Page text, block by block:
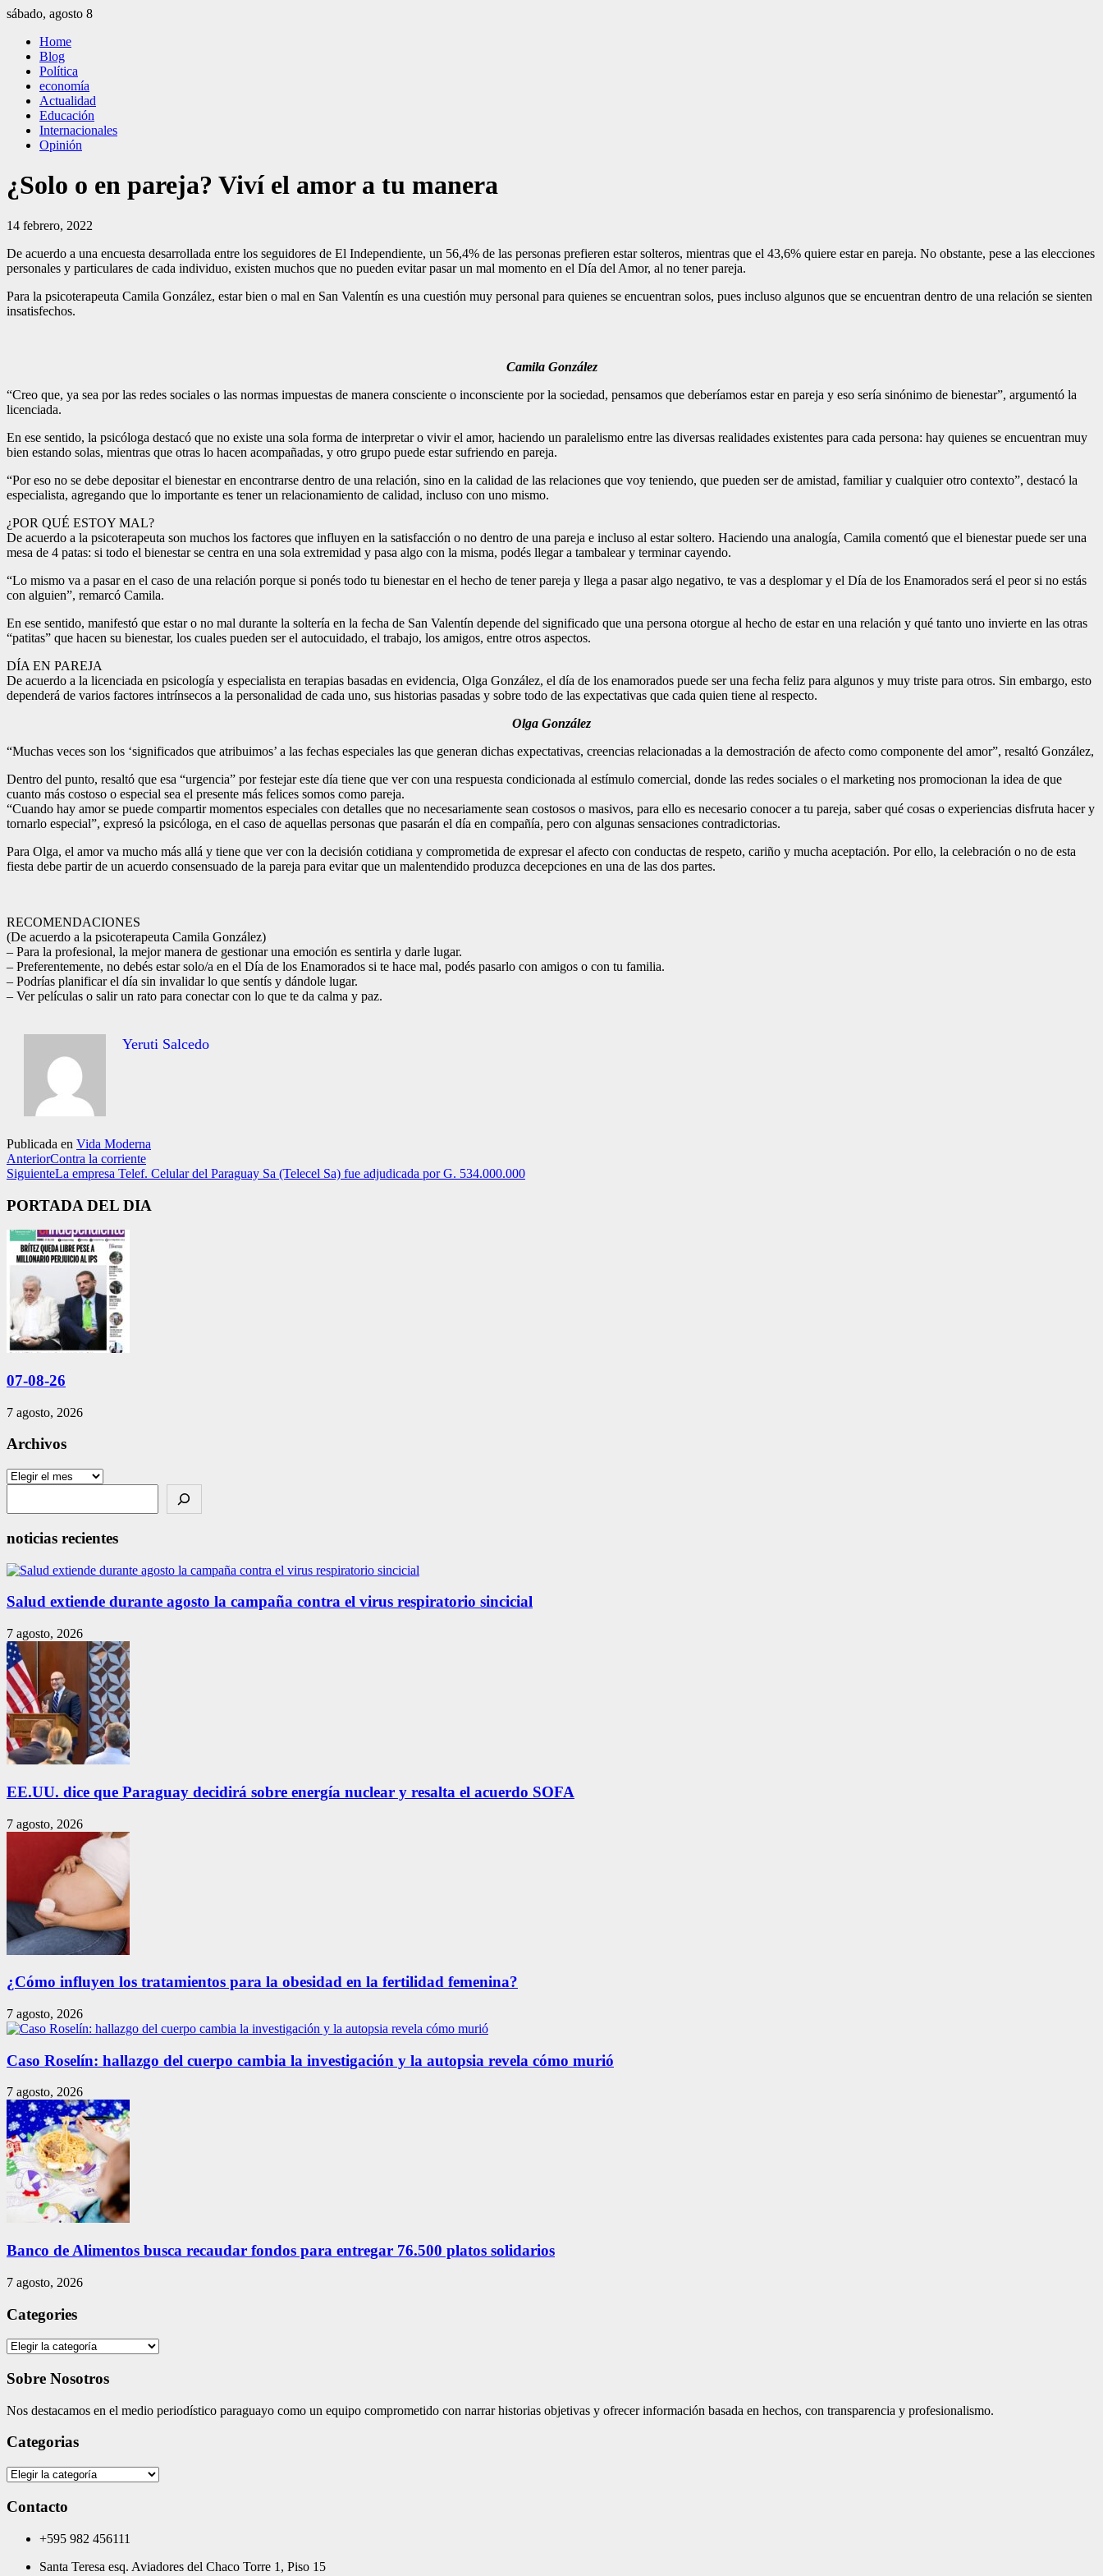
Saltar
contenido
sábado, agosto 8
El Independiente
El independiente Libre y Transparente
Home
Blog
Política
economía
Actualidad
Educación
Internacionales
Opinión
¿Solo o en pareja? Viví el amor a tu manera
14 febrero, 2022
De acuerdo a una encuesta desarrollada entre los seguidores de El Independiente, un 56,4% de las personas prefieren estar solteros, mientras que el 43,6% quiere estar en pareja. No obstante, pese a las elecciones
personales y particulares de cada individuo, existen muchos que no pueden evitar pasar un mal momento en el Día del Amor, al no tener pareja.
Para la psicoterapeuta Camila González, estar bien o mal en San Valentín es una cuestión muy personal para quienes se encuentran solos, pues incluso algunos que se encuentran dentro de una relación se sienten
insatisfechos.
Camila González
“Creo que, ya sea por las redes sociales o las normas impuestas de manera consciente o inconsciente por la sociedad, pensamos que deberíamos estar en pareja y eso sería sinónimo de bienestar”, argumentó la
licenciada.
En ese sentido, la psicóloga destacó que no existe una sola forma de interpretar o vivir el amor, haciendo un paralelismo entre las diversas realidades existentes para cada persona: hay quienes se encuentran muy
bien estando solas, mientras que otras lo hacen acompañadas, y otro grupo puede estar sufriendo en pareja.
“Por eso no se debe depositar el bienestar en encontrarse dentro de una relación, sino en la calidad de las relaciones que voy teniendo, que pueden ser de amistad, familiar y cualquier otro contexto”, destacó la
especialista, agregando que lo importante es tener un relacionamiento de calidad, incluso con uno mismo.
¿POR QUÉ ESTOY MAL?
De acuerdo a la psicoterapeuta son muchos los factores que influyen en la satisfacción o no dentro de una pareja e incluso al estar soltero. Haciendo una analogía, Camila comentó que el bienestar puede ser una
mesa de 4 patas: si todo el bienestar se centra en una sola extremidad y pasa algo con la misma, podés llegar a tambalear y terminar cayendo.
“Lo mismo va a pasar en el caso de una relación porque si ponés todo tu bienestar en el hecho de tener pareja y llega a pasar algo negativo, te vas a desplomar y el Día de los Enamorados será el peor si no estás
con alguien”, remarcó Camila.
En ese sentido, manifestó que estar o no mal durante la soltería en la fecha de San Valentín depende del significado que una persona otorgue al hecho de estar en una relación y qué tanto uno invierte en las otras
“patitas” que hacen su bienestar, los cuales pueden ser el autocuidado, el trabajo, los amigos, entre otros aspectos.
DÍA EN PAREJA
De acuerdo a la licenciada en psicología y especialista en terapias basadas en evidencia, Olga González, el día de los enamorados puede ser una fecha feliz para algunos y muy triste para otros. Sin embargo, esto
dependerá de varios factores intrínsecos a la personalidad de cada uno, sus historias pasadas y sobre todo de las expectativas que cada quien tiene al respecto.
Olga González
“Muchas veces son los ‘significados que atribuimos’ a las fechas especiales las que generan dichas expectativas, creencias relacionadas a la demostración de afecto como componente del amor”, resaltó González,
Dentro del punto, resaltó que esa “urgencia” por festejar este día tiene que ver con una respuesta condicionada al estímulo comercial, donde las redes sociales o el marketing nos promocionan la idea de que
cuanto más costoso o especial sea el presente más felices somos como pareja.
“Cuando hay amor se puede compartir momentos especiales con detalles que no necesariamente sean costosos o masivos, para ello es necesario conocer a tu pareja, saber qué cosas o experiencias disfruta hacer y
tornarlo especial”, expresó la psicóloga, en el caso de aquellas personas que pasarán el día en compañía, pero con algunas sensaciones contradictorias.
Para Olga, el amor va mucho más allá y tiene que ver con la decisión cotidiana y comprometida de expresar el afecto con conductas de respeto, cariño y mucha aceptación. Por ello, la celebración o no de esta
fiesta debe partir de un acuerdo consensuado de la pareja para evitar que un malentendido produzca decepciones en una de las dos partes.
RECOMENDACIONES
(De acuerdo a la psicoterapeuta Camila González)
– Para la profesional, la mejor manera de gestionar una emoción es sentirla y darle lugar.
– Preferentemente, no debés estar solo/a en el Día de los Enamorados si te hace mal, podés pasarlo con amigos o con tu familia.
– Podrías planificar el día sin invalidar lo que sentís y dándole lugar.
– Ver películas o salir un rato para conectar con lo que te da calma y paz.
Yeruti Salcedo
Publicada en Vida Moderna
AnteriorContra la corriente
SiguienteLa empresa Telef. Celular del Paraguay Sa (Telecel Sa) fue adjudicada por G. 534.000.000
PORTADA DEL DIA
07-08-26
7 agosto, 2026
Archivos
Archivos
noticias recientes
Salud extiende durante agosto la campaña contra el virus respiratorio sincicial
7 agosto, 2026
EE.UU. dice que Paraguay decidirá sobre energía nuclear y resalta el acuerdo SOFA
7 agosto, 2026
¿Cómo influyen los tratamientos para la obesidad en la fertilidad femenina?
7 agosto, 2026
Caso Roselín: hallazgo del cuerpo cambia la investigación y la autopsia revela cómo murió
7 agosto, 2026
Banco de Alimentos busca recaudar fondos para entregar 76.500 platos solidarios
7 agosto, 2026
Categories
Categories
Sobre Nosotros
Nos destacamos en el medio periodístico paraguayo como un equipo comprometido con narrar historias objetivas y ofrecer información basada en hechos, con transparencia y profesionalismo.
Categorias
Categorias
Contacto
+595 982 456111
Santa Teresa esq. Aviadores del Chaco Torre 1, Piso 15